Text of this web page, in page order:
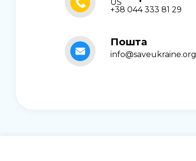
US
+38 044 333 81 29
Пошта
info@saveukraine.org